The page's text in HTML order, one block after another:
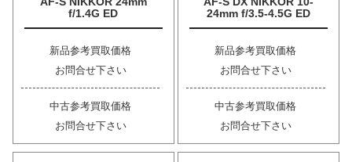
f/1.4G ED
新品参考買取価格
お問合せ下さい
中古参考買取価格
お問合せ下さい
24mm f/3.5-4.5G ED
新品参考買取価格
お問合せ下さい
中古参考買取価格
お問合せ下さい